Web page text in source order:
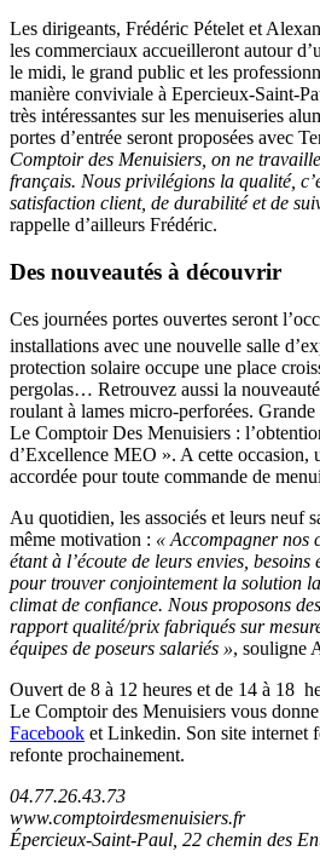
Les dirigeants, Frédéric Pételet et
les commerciaux accueilleront autour
le midi, le grand public et les
manière conviviale à Epercieux-Saint-
très intéressantes sur les menuiseries
portes d’entrée seront proposées avec
Comptoir des Menuisiers, on ne
français. Nous privilégions la qualité,
satisfaction client, de durabilité et de
rappelle d’ailleurs Frédéric.
Des nouveautés à découvrir
Ces journées portes ouvertes seront
installations avec une nouvelle salle
protection solaire occupe une place
pergolas… Retrouvez aussi la
roulant à lames micro-perforées.
Le Comptoir Des Menuisiers :
d’Excellence MEO ». A cette occasion,
accordée pour toute commande de
Au quotidien, les associés et leurs neuf
même motivation : « Accompagner nos
étant à l’écoute de leurs envies,
pour trouver conjointement la solution
climat de confiance. Nous proposons
rapport qualité/prix fabriqués sur
équipes de poseurs salariés », souligne
Ouvert de 8 à 12 heures et de 14 à 18
Le Comptoir des Menuisiers vous
Facebook et Linkedin. Son site internet
refonte prochainement.
04.77.26.43.73
www.comptoirdesmenuisiers.fr
Épercieux-Saint-Paul, 22 chemin des